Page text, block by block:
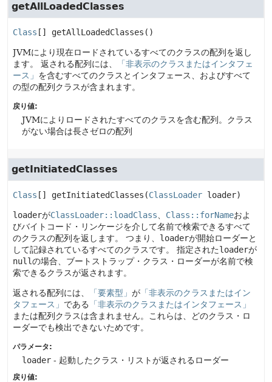
getAllLoadedClasses
Class [] getAllLoadedClasses ()
JVMにより現在ロードされているすべてのクラスの配列を返し
ます。
返される配列には、
「非表示のクラスまたはインタフェ
ース」 を含むすべてのクラスとインタフェース、およびすべて
の型の配列クラスが含まれます。
戻り値:
JVMによりロードされたすべてのクラスを含む配列。クラス
がない場合は長さゼロの配列
getInitiatedClasses
Class [] getInitiatedClasses (ClassLoader loader)
loaderがClassLoader::loadClass Class::forNameおよ
びバイトコード・リンケージを介して名前で検索できるすべて
のクラスの配列を返します。
つまり、 loaderが開始ローダーと
して記録されているすべてのクラスです。
指定されたloaderが
nullの場合、ブートストラップ・クラス・ローダーが名前で検
索できるクラスが返されます。
返される配列には、 「要素型」 が 「非表示のクラスまたはイン
タフェース」 である
「非表示のクラスまたはインタフェース」
または配列クラスは含まれません。これらは、どのクラス・ロ
ーダーでも検出できないためです。
パラメータ:
loader - 起動したクラス・リストが返されるローダー
戻り値: